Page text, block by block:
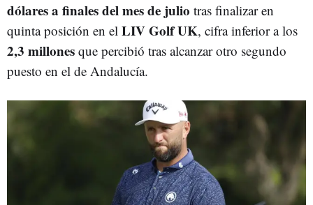
dólares a finales del mes de julio tras finalizar en
quinta posición en el LIV Golf UK, cifra inferior a los
2,3 millones que percibió tras alcanzar otro segundo
puesto en el de Andalucía.